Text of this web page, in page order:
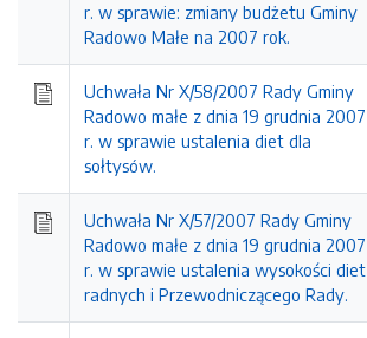
r. w sprawie: zmiany budżetu Gminy
Radowo Małe na 2007 rok.
Uchwała Nr X/58/2007 Rady Gminy
Radowo małe z dnia 19 grudnia 2007
r. w sprawie ustalenia diet dla
sołtysów.
Uchwała Nr X/57/2007 Rady Gminy
Radowo małe z dnia 19 grudnia 2007
r. w sprawie ustalenia wysokości diet
radnych i Przewodniczącego Rady.